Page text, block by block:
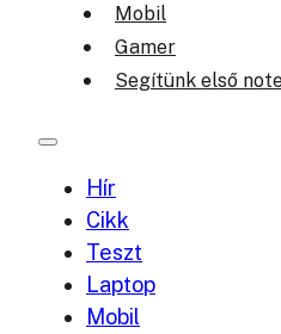
Mobil
Gamer
Segítünk első
Hír
Cikk
Teszt
Laptop
Mobil